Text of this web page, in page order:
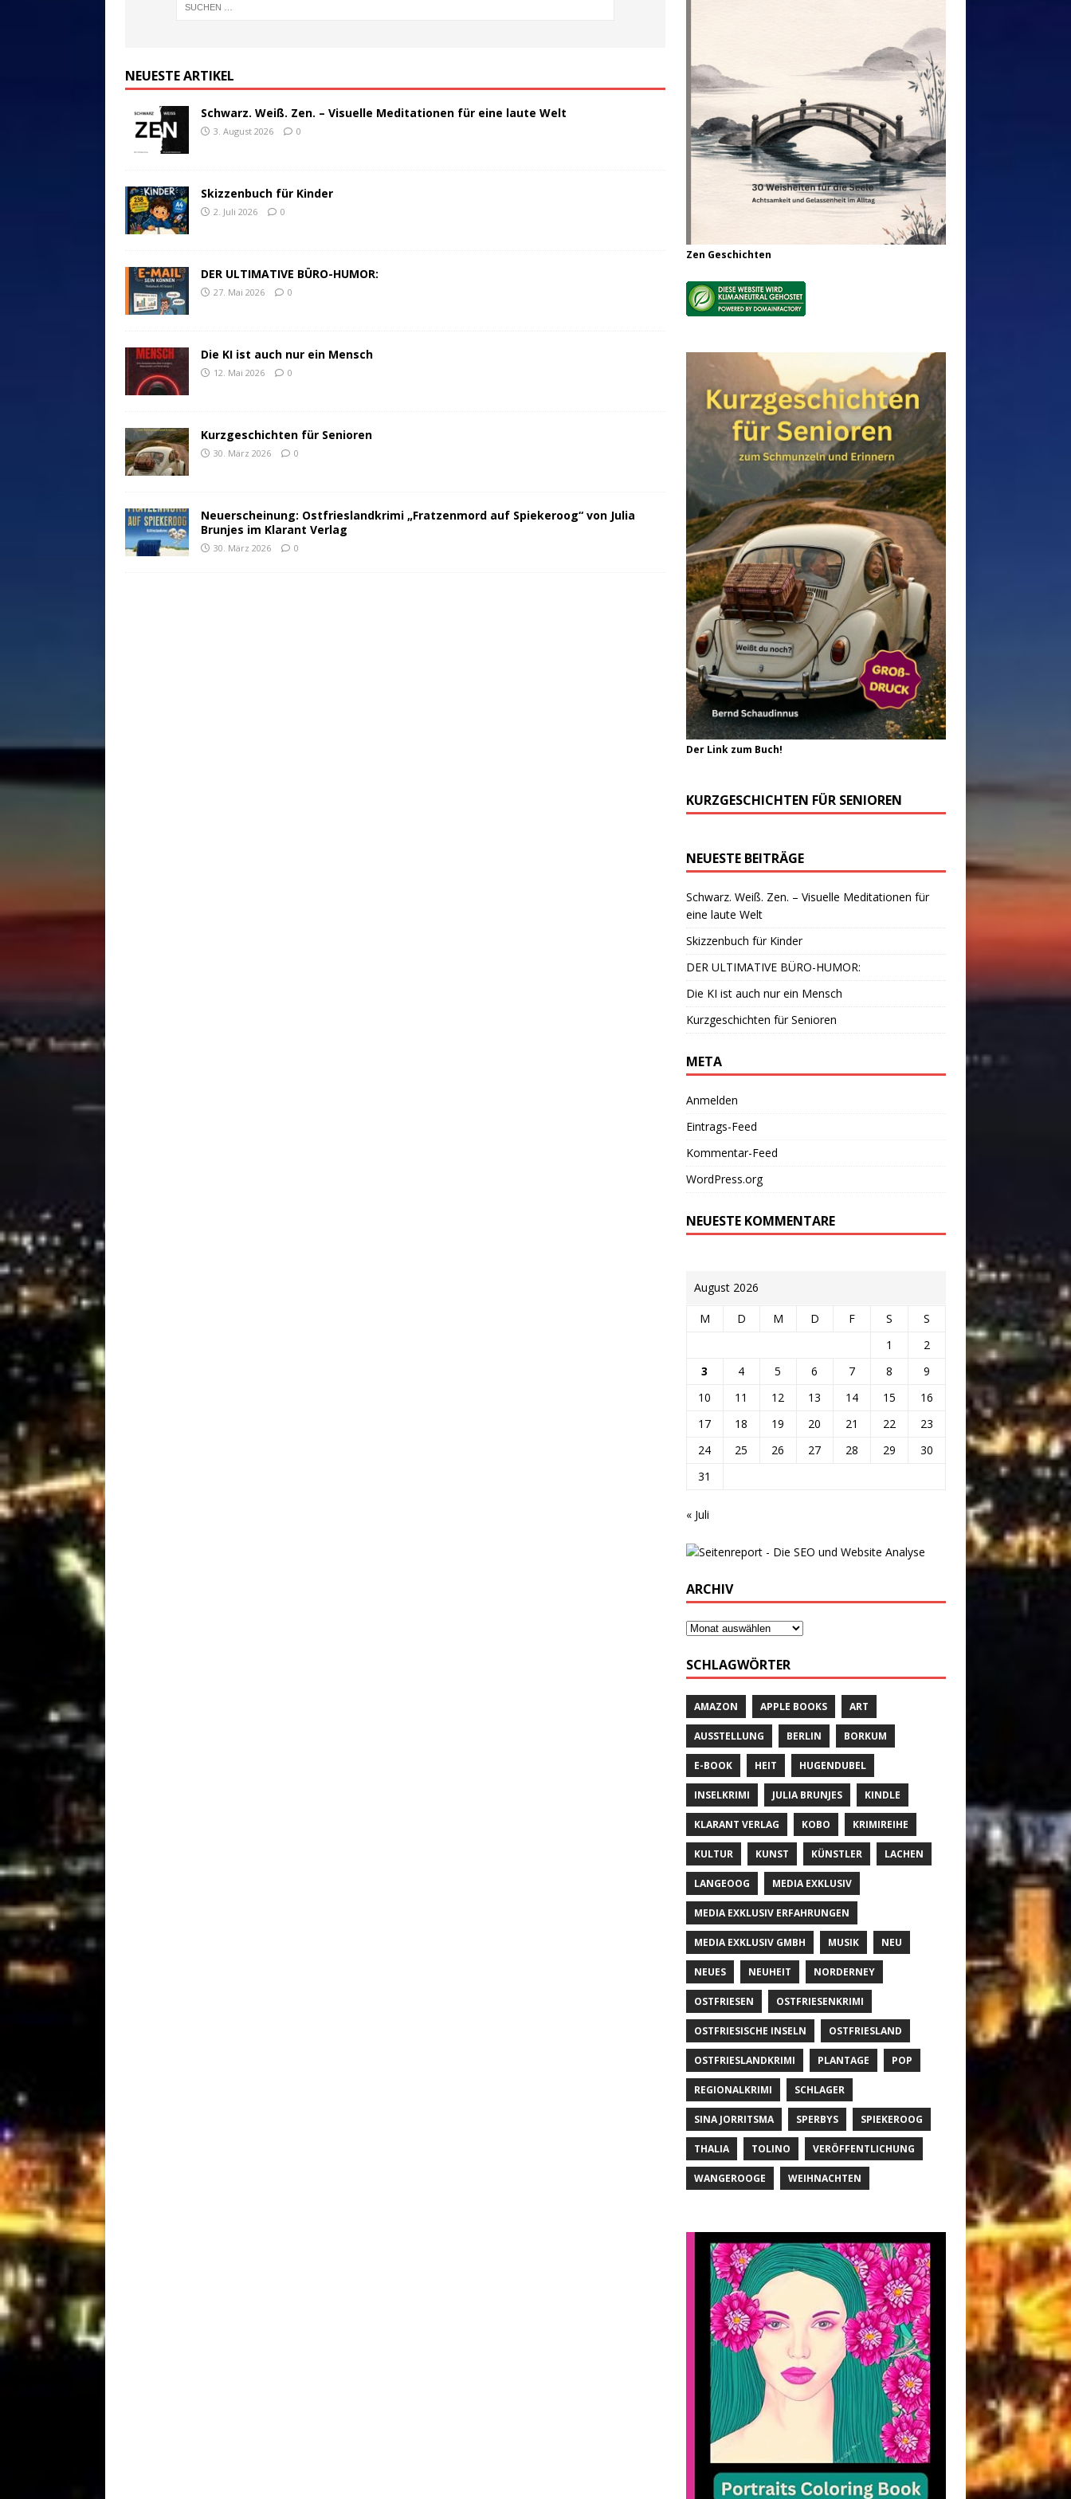
NEUESTE ARTIKEL
Schwarz. Weiß. Zen. – Visuelle Meditationen für eine laute Welt
3. August 2026 0
Skizzenbuch für Kinder
2. Juli 2026 0
DER ULTIMATIVE BÜRO-HUMOR:
27. Mai 2026 0
Die KI ist auch nur ein Mensch
12. Mai 2026 0
Kurzgeschichten für Senioren
30. März 2026 0
Neuerscheinung: Ostfrieslandkrimi „Fratzenmord auf Spiekeroog“ von Julia
Brunjes im Klarant Verlag
30. März 2026 0
Zen Geschichten
Der Link zum Buch!
KURZGESCHICHTEN FÜR SENIOREN
NEUESTE BEITRÄGE
Schwarz. Weiß. Zen. – Visuelle Meditationen für
eine laute Welt
Skizzenbuch für Kinder
DER ULTIMATIVE BÜRO-HUMOR:
Die KI ist auch nur ein Mensch
Kurzgeschichten für Senioren
META
Anmelden
Eintrags-Feed
Kommentar-Feed
WordPress.org
NEUESTE KOMMENTARE
August 2026
M D M D F S
S
1
2
3
4 5 6 7 8
9
10
11 12 13 14 15
16
17
18 19 20 21 22
23
24
25 26 27 28 29
30
31
« Juli
ARCHIV
SCHLAGWÖRTER
AMAZON APPLE BOOKS ART
AUSSTELLUNG BERLIN BORKUM
E-BOOK HEIT HUGENDUBEL
INSELKRIMI JULIA BRUNJES KINDLE
KLARANT VERLAG KOBO KRIMIREIHE
KULTUR KUNST KÜNSTLER LACHEN
LANGEOOG MEDIA EXKLUSIV
MEDIA EXKLUSIV ERFAHRUNGEN
MEDIA EXKLUSIV GMBH MUSIK NEU
NEUES NEUHEIT NORDERNEY
OSTFRIESEN OSTFRIESENKRIMI
OSTFRIESISCHE INSELN OSTFRIESLAND
OSTFRIESLANDKRIMI PLANTAGE POP
REGIONALKRIMI SCHLAGER
SINA JORRITSMA SPERBYS SPIEKEROOG
THALIA TOLINO VERÖFFENTLICHUNG
WANGEROOGE WEIHNACHTEN